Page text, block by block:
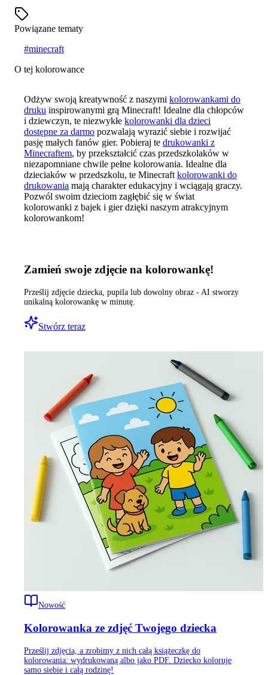
Powiązane tematy
#minecraft
O tej kolorowance
Odżyw swoją kreatywność z naszymi kolorowankami do
druku inspirowanymi grą Minecraft! Idealne dla chłopców
i dziewczyn, te niezwykłe kolorowanki dla dzieci
dostępne za darmo pozwalają wyrazić siebie i rozwijać
pasję małych fanów gier. Pobieraj te drukowanki z
Minecraftem, by przekształcić czas przedszkolaków w
niezapomniane chwile pełne kolorowania. Idealne dla
dzieciaków w przedszkolu, te Minecraft kolorowanki do
drukowania mają charakter edukacyjny i wciągają graczy.
Pozwól swoim dzieciom zagłębić się w świat
kolorowanki z bajek i gier dzięki naszym atrakcyjnym
kolorowankom!
Zamień swoje zdjęcie na kolorowankę!
Prześlij zdjęcie dziecka, pupila lub dowolny obraz - AI stworzy
unikalną kolorowankę w minutę.
Stwórz teraz
Nowość
Kolorowanka ze zdjęć Twojego dziecka
Prześlij zdjęcia, a zrobimy z nich całą książeczkę do
kolorowania: wydrukowaną albo jako PDF. Dziecko koloruje
samo siebie i całą rodzinę!